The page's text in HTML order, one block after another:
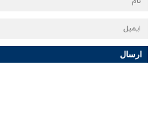
ارسال